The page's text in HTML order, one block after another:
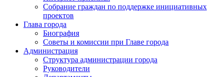
Собрание граждан по поддержке инициативных
проектов
Глава города
Биография
Советы и комиссии при Главе города
Администрация
Структура администрации города
Руководители